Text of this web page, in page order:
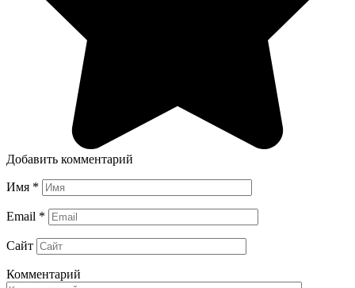
Добавить комментарий
Имя *
Email *
Сайт
Комментарий